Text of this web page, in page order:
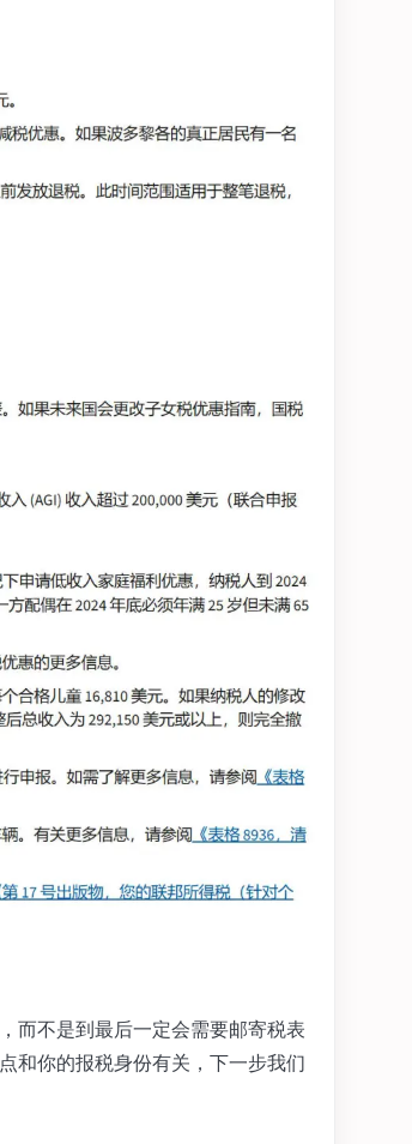
而不是到最后一定会需要邮寄税表
和你的报税身份有关，下一步我们